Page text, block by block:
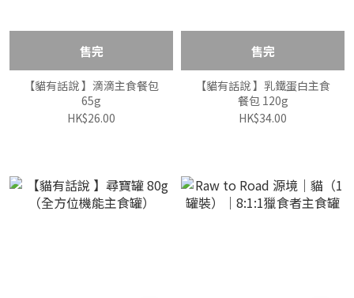
售完
【貓有話說 】滴滴主食餐包
65g
HK$26.00
售完
【貓有話說 】乳鐵蛋白主食
餐包 120g
HK$34.00